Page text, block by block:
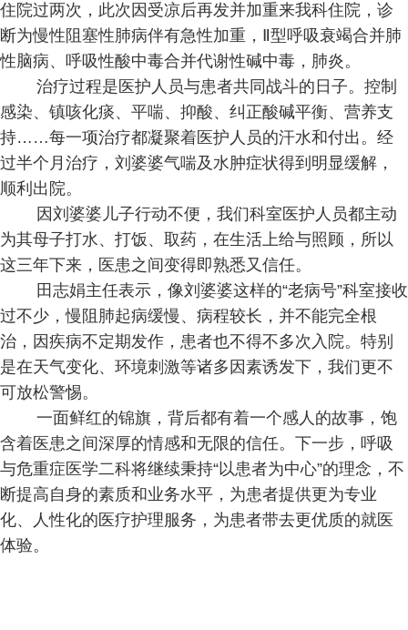
住院过两次，此次因受凉后再发并加重来我科住院，诊
断为慢性阻塞性肺病伴有急性加重，Ⅱ型呼吸衰竭合并肺
性脑病、呼吸性酸中毒合并代谢性碱中毒，肺炎。
治疗过程是医护人员与患者共同战斗的日子。控制
感染、镇咳化痰、平喘、抑酸、纠正酸碱平衡、营养支
持……每一项治疗都凝聚着医护人员的汗水和付出。经
过半个月治疗，刘婆婆气喘及水肿症状得到明显缓解，
顺利出院。
因刘婆婆儿子行动不便，我们科室医护人员都主动
为其母子打水、打饭、取药，在生活上给与照顾，所以
这三年下来，医患之间变得即熟悉又信任。
田志娟主任表示，像刘婆婆这样的“老病号”科室接收
过不少，慢阻肺起病缓慢、病程较长，并不能完全根
治，因疾病不定期发作，患者也不得不多次入院。特别
是在天气变化、环境刺激等诸多因素诱发下，我们更不
可放松警惕。
一面鲜红的锦旗，背后都有着一个感人的故事，饱
含着医患之间深厚的情感和无限的信任。下一步，呼吸
与危重症医学二科将继续秉持“以患者为中心”的理念，不
断提高自身的素质和业务水平，为患者提供更为专业
化、人性化的医疗护理服务，为患者带去更优质的就医
体验。